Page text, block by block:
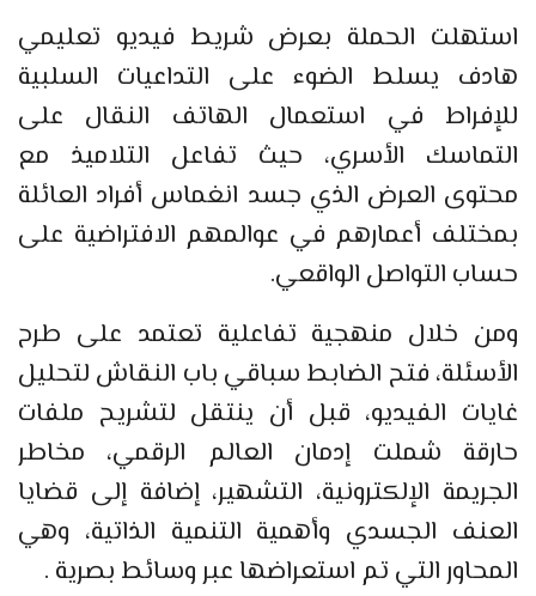
استهلت الحملة بعرض شريط فيديو تعليمي
هادف يسلط الضوء على التداعيات السلبية
للإفراط في استعمال الهاتف النقال على
التماسك الأسري، حيث تفاعل التلاميذ مع
محتوى العرض الذي جسد انغماس أفراد العائلة
بمختلف أعمارهم في عوالمهم الافتراضية على
حساب التواصل الواقعي.
ومن خلال منهجية تفاعلية تعتمد على طرح
الأسئلة، فتح الضابط سباقي باب النقاش لتحليل
غايات الفيديو، قبل أن ينتقل لتشريح ملفات
حارقة شملت إدمان العالم الرقمي، مخاطر
الجريمة الإلكترونية، التشهير، إضافة إلى قضايا
العنف الجسدي وأهمية التنمية الذاتية، وهي
المحاور التي تم استعراضها عبر وسائط بصرية .